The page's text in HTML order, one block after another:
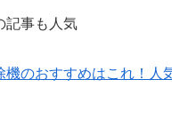
記事も人気
機のおすすめはこれ！人